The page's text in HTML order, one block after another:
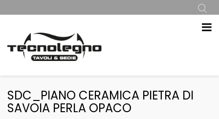
SDC_PIANO CERAMICA PIETRA DI
SAVOIA PERLA OPACO